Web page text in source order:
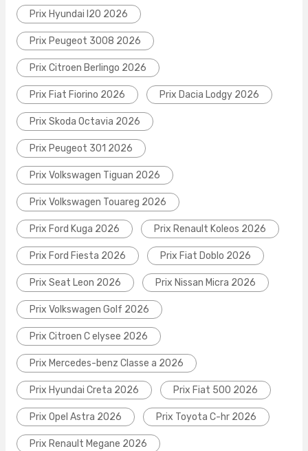
Prix Hyundai I20 2026
Prix Peugeot 3008 2026
Prix Citroen Berlingo 2026
Prix Fiat Fiorino 2026 Prix Dacia Lodgy 2026
Prix Skoda Octavia 2026
Prix Peugeot 301 2026
Prix Volkswagen Tiguan 2026
Prix Volkswagen Touareg 2026
Prix Ford Kuga 2026 Prix Renault Koleos 2026
Prix Ford Fiesta 2026 Prix Fiat Doblo 2026
Prix Seat Leon 2026 Prix Nissan Micra 2026
Prix Volkswagen Golf 2026
Prix Citroen C elysee 2026
Prix Mercedes-benz Classe a 2026
Prix Hyundai Creta 2026 Prix Fiat 500 2026
Prix Opel Astra 2026 Prix Toyota C-hr 2026
Prix Renault Megane 2026